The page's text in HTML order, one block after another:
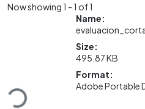
Now showing1 - 1 of 1
Name:
Size:
495.87 KB
Format:
Adobe Portable